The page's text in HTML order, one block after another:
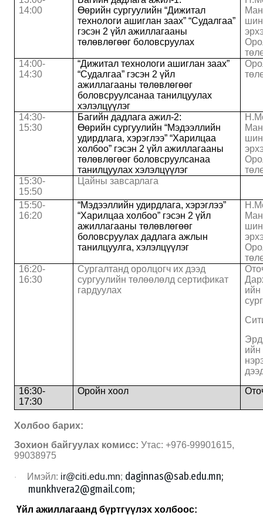
14:00
Өөрийн сургуулийн “Дижитал
технологи ашиглан заах” “Судалгаа”
гэсэн 2 үйл ажиллагааны
төлөвлөгөөг боловсруулах
14:00-
14:30
“Дижитал технологи ашиглан заах”
“Судалгаа” гэсэн 2 үйл
ажиллагааны төлөвлөгөөг
боловсруулсанаа танилцуулах
хэлэлцүүлэг
14:30-
15:30
Багийн дадлага ажил-2:
Өөрийн сургуулийн “Мэдээллийн
удирдлага, хэрэглээ” “Харилцаа
холбоо” гэсэн 2 үйл ажиллагааны
төлөвлөгөөг боловсруулсанаа
танилцуулах хэлэлцүүлэг
15:30-
15:50
Цайны завсарлага
15:50-
16:20
“Мэдээллийн удирдлага, хэрэглээ”
“Харилцаа холбоо” гэсэн 2 үйл
ажиллагааны төлөвлөгөөг
боловсруулах дадлага ажлын
танилцуулга, хэлэлцүүлэг
16:20-
16:30
Сургалтанд оролцогч их дээд
сургуулийн төлөөлөлд сертификат
гардуулах
16:30-
17:30
Оройн хоол
Холбоо барих:
Зохион байгуулах комисс: Утас: +976-99901615,
99038975
· Имэйл: ir@citi.edu.mn; daginnas@sab.edu.mn;
munkhvera2@gmail.com;
Үйл ажиллагаанд бүртгүүлэх холбоос: